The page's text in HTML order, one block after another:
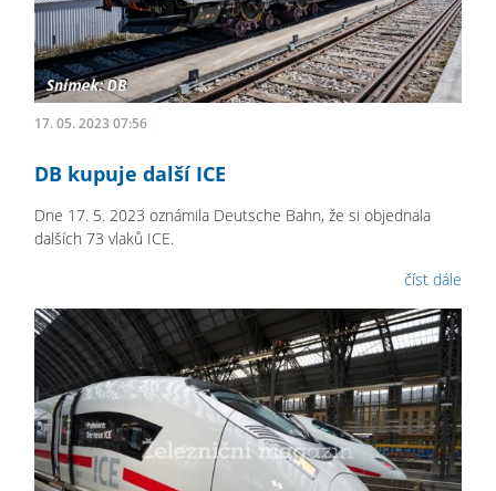
17. 05. 2023 07:56
DB kupuje další ICE
Dne 17. 5. 2023 oznámila Deutsche Bahn, že si objednala
dalších 73 vlaků ICE.
číst dále